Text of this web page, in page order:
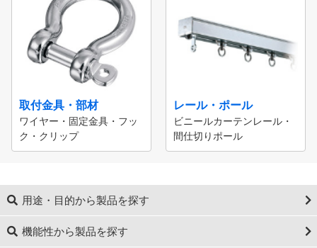
取付金具・部材
ワイヤー・固定金具・フッ
ク・クリップ
レール・ポール
ビニールカーテンレール・
間仕切りポール
用途・目的から製品を探す
機能性から製品を探す